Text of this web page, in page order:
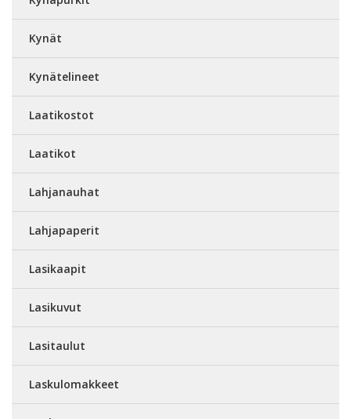
Kynät
Kynätelineet
Laatikostot
Laatikot
Lahjanauhat
Lahjapaperit
Lasikaapit
Lasikuvut
Lasitaulut
Laskulomakkeet